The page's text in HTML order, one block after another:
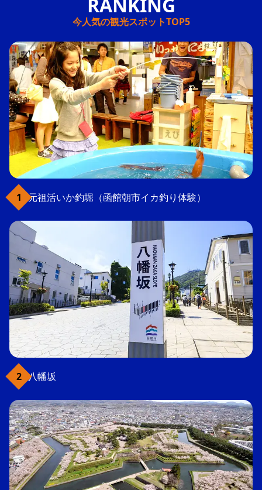
今人気の観光スポットTOP5
元祖活いか釣堀（函館朝市イカ釣り体験）
八幡坂